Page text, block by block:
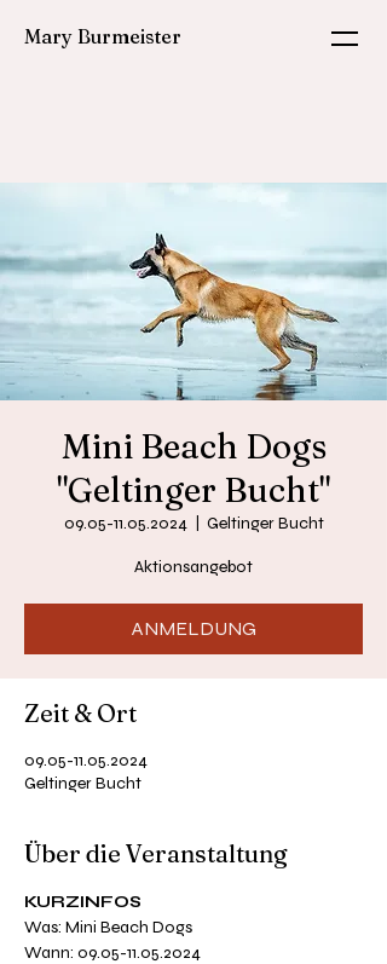
Mary Burmeister
Mini Beach Dogs
"Geltinger Bucht"
09.05-11.05.2024
  |
Geltinger Bucht
Aktionsangebot
ANMELDUNG
Zeit & Ort
09.05-11.05.2024
Geltinger Bucht
Über die Veranstaltung
KURZINFOS
Was: Mini Beach Dogs
Wann: 09.05-11.05.2024